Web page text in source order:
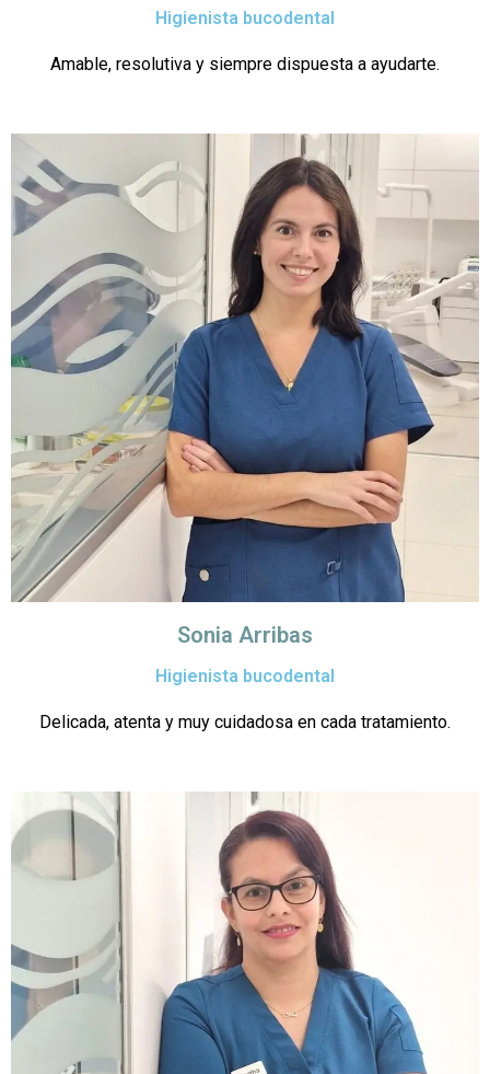
Higienista bucodental
Amable, resolutiva y siempre dispuesta a ayudarte.
Sonia Arribas
Higienista bucodental
Delicada, atenta y muy cuidadosa en cada tratamiento.